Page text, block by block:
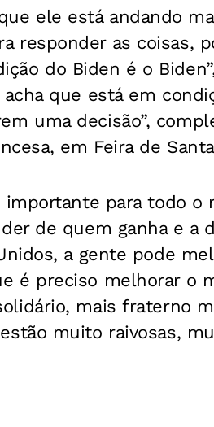
ele está andando
responder as coisas,
do Biden é o
que está em
uma decisão”,
em Feira de
importante para todo o
de quem ganha e a
a gente pode
é preciso melhorar o
mais fraterno
muito raivosas,